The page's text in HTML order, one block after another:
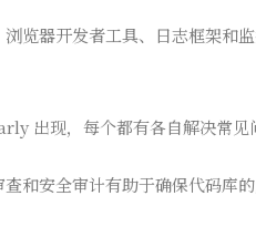
览器开发者工具、日志框架和
出现，每个都有各自解决常见
和安全审计有助于确保代码库的